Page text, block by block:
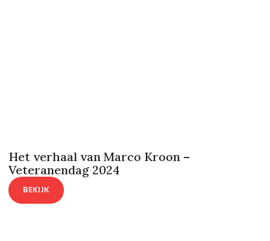
Het verhaal van Marco Kroon –
Veteranendag 2024
BEKIJK